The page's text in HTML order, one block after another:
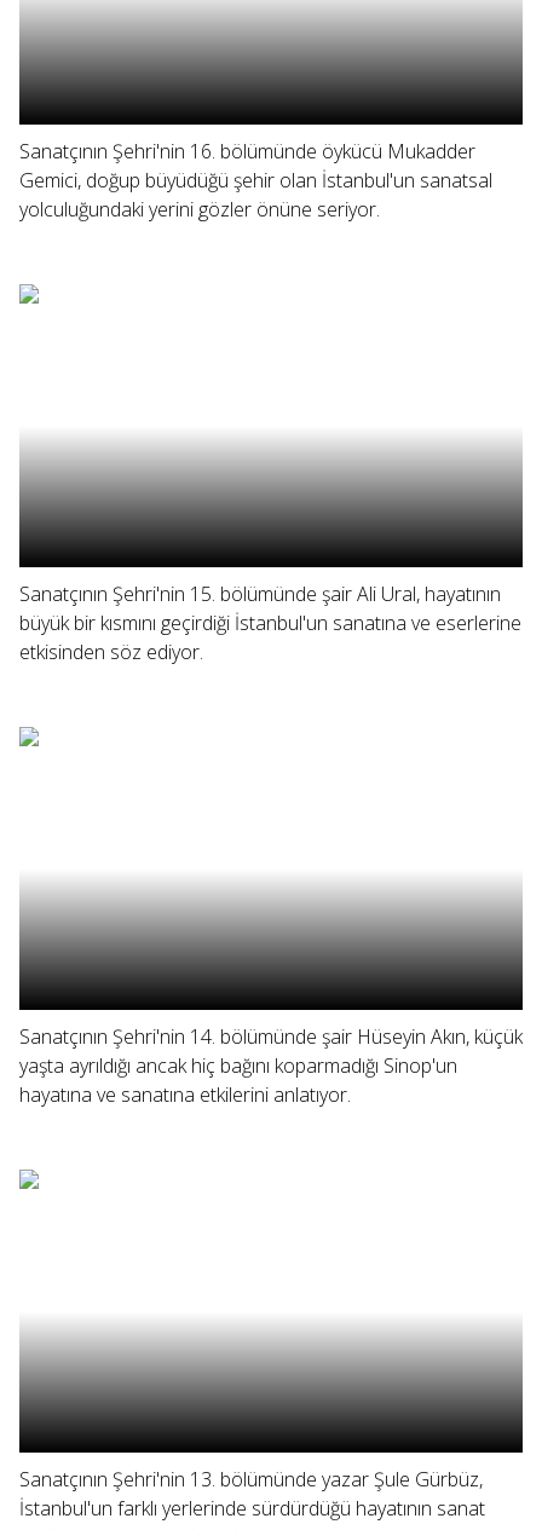
Sanatçının Şehri'nin 16. bölümünde öykücü Mukadder
Gemici, doğup büyüdüğü şehir olan İstanbul'un sanatsal
yolculuğundaki yerini gözler önüne seriyor.
Sanatçının Şehri'nin 15. bölümünde şair Ali Ural, hayatının
büyük bir kısmını geçirdiği İstanbul'un sanatına ve eserlerine
etkisinden söz ediyor.
Sanatçının Şehri'nin 14. bölümünde şair Hüseyin Akın, küçük
yaşta ayrıldığı ancak hiç bağını koparmadığı Sinop'un
hayatına ve sanatına etkilerini anlatıyor.
Sanatçının Şehri'nin 13. bölümünde yazar Şule Gürbüz,
İstanbul'un farklı yerlerinde sürdürdüğü hayatının sanat